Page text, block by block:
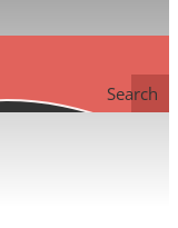
Search